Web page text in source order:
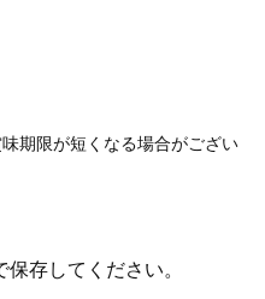
期限が短くなる場合がござい
存してください。